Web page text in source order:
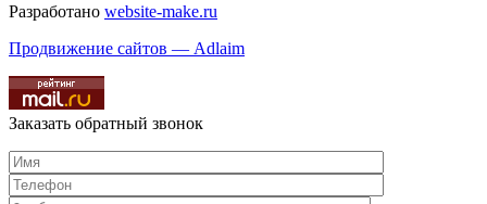
Разработано website-make.ru
Продвижение сайтов — Adlaim
Заказать обратный звонок